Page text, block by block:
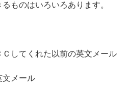
ものはいろいろあります。
Ｃしてくれた以前の英文メール
文メール